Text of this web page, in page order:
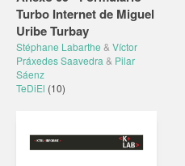
Turbo Internet de Miguel
Uribe Turbay
Stéphane Labarthe & Víctor
Práxedes Saavedra & Pilar
Sáenz
TeDiEl (10)